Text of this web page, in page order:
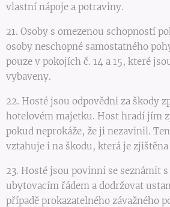
vlastní nápoje a potraviny.
21. Osoby s omezenou schopností
osoby neschopné samostatného
pouze v pokojích č. 14 a 15, které
vybaveny.
22. Hosté jsou odpovědni za škody
hotelovém majetku. Host hradí jím
pokud neprokáže, že ji nezavinil.
vztahuje i na škodu, která je zjištěna
23. Hosté jsou povinni se seznámit
ubytovacím řádem a dodržovat
případě prokazatelného závažného